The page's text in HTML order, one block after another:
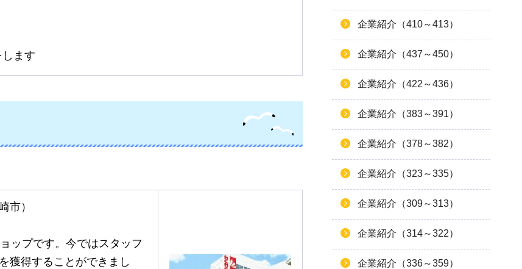
ます
市）
ップです。今ではスタッフ
獲得することができまし
企業紹介（410～413）
企業紹介（437～450）
企業紹介（422～436）
企業紹介（383～391）
企業紹介（378～382）
企業紹介（323～335）
企業紹介（309～313）
企業紹介（314～322）
企業紹介（336～359）